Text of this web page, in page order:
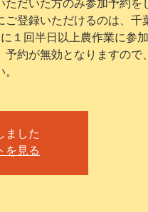
だいた方のみ参加予約を
登録いただけるのは、千
１回半日以上農作業に参
約が無効となりますので
ました
を見る